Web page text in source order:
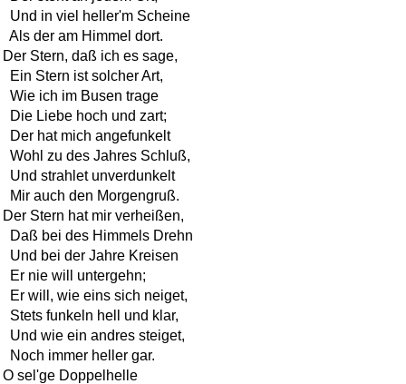
  Und in viel heller'm Scheine
  Als der am Himmel dort.
Der Stern, daß ich es sage,
  Ein Stern ist solcher Art,
  Wie ich im Busen trage
  Die Liebe hoch und zart;
  Der hat mich angefunkelt
  Wohl zu des Jahres Schluß,
  Und strahlet unverdunkelt
  Mir auch den Morgengruß.
Der Stern hat mir verheißen,
  Daß bei des Himmels Drehn
  Und bei der Jahre Kreisen
  Er nie will untergehn;
  Er will, wie eins sich neiget,
  Stets funkeln hell und klar,
  Und wie ein andres steiget,
  Noch immer heller gar.
O sel'ge Doppelhelle